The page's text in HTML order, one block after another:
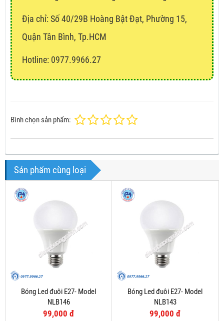
Địa chỉ: Số 40/29B Hoàng Bật Đạt, Phường 15,
Quận Tân Bình, Tp.HCM
Hotline: 0977.9966.27
Bình chọn sản phẩm:
Sản phẩm cùng loại
Bóng Led đuôi E27- Model
NLB146
99,000 đ
Bóng Led đuôi E27- Model
NLB143
99,000 đ